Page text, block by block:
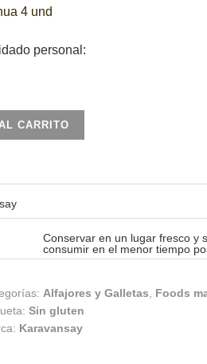
4 und
personal:
CARRITO
Conservar en un lugar fresco y
consumir en el menor tiempo
Alfajores y Galletas Foods
Sin gluten
Karavansay